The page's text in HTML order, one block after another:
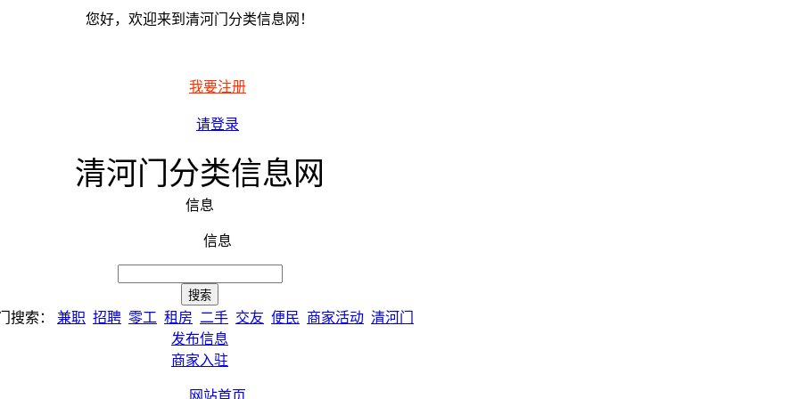
您好，欢迎来到清河门分类信息网！
我要注册
请登录
清河门分类信息网
信息
信息
搜索： 兼职 招聘 零工 租房 二手 交友 便民 商家活动 清河门
发布信息
商家入驻
网站首页